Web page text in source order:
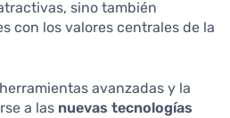
sino también
con los valores centrales de la
avanzadas y la
a las nuevas tecnologías